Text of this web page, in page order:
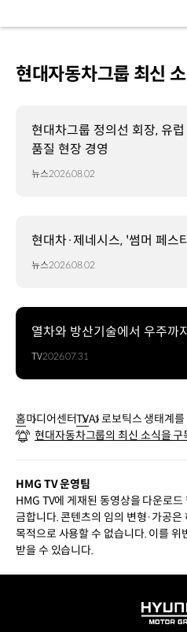
현대자동차그룹 최신
현대차그룹 정의선 회장, 유럽 전략 소형 전기차 양산
품질 현장 경영
뉴스2026.08.02
현대차·제네시스, '썸머 페스
뉴스2026.08.02
열차와 방산기술에서 우주까
TV2026.07.31
홈미디어센터TVAI 로보틱스 생태계
6
현대자동차그룹의 최신 소식을 구
HMG TV 운영팀
HMG TV에 게재된 동영상을 다운로
금합니다. 콘텐츠의 임의 변형·가공은
목적으로 사용할 수 없습니다. 이를 위
받을 수 있습니다.
HYUNDAI